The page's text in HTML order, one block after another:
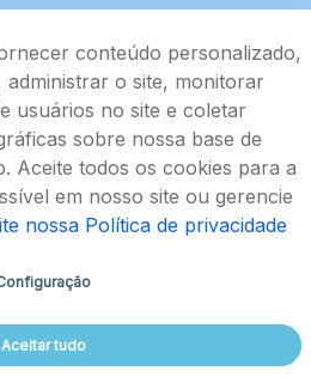
Bairro Serra Verde - CEP
conteúdo personalizado,
administrar o site, monitorar
usuários no site e coletar
sobre nossa base de
Aceite todos os cookies para a
em nosso site ou gerencie
nossa Política de privacidade
Aceitar tudo